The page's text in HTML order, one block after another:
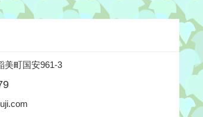
美町国安961-3